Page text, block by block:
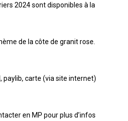
2024 sont disponibles à la
de la côte de granit rose.
paylib, carte (via site internet)
en MP pour plus d’infos